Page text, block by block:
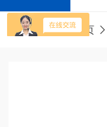
当前位置：首页